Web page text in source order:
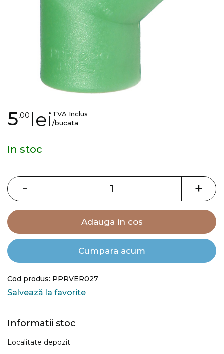
Skip
to
beginning
images
gallery
5,00 leiTVA Inclus
/bucata
In stoc
- +
Adauga in cos
Cumpara acum
Cod produs: PPRVER027
Salvează la favorite
Informatii stoc
Localitate depozit